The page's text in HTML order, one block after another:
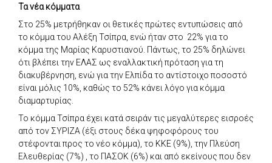
Τα νέα κόμματα
Στο 25% μετρήθηκαν οι θετικές πρώτες εντυπώσεις από
το κόμμα του Αλέξη Τσίπρα, ενώ ήταν στο 22% για το
κόμμα της Μαρίας Καρυστιανού. Πάντως, το 25% δηλώνει
ότι βλέπει την ΕΛΑΣ ως εναλλακτική πρόταση για τη
διακυβέρνηση, ενώ για την Ελπίδα το αντίστοιχο ποσοστό
είναι μόλις 10%, καθώς το 52% κάνει λόγο για κόμμα
διαμαρτυρίας.
Το κόμμα Τσίπρα έχει κατά σειράν τις μεγαλύτερες εισροές
από τον ΣΥΡΙΖΑ (έξι στους δέκα ψηφοφόρους του
στέφονται προς το νέο κόμμα), το ΚΚΕ (9%), την Πλεύση
Ελευθερίας (7%) , το ΠΑΣΟΚ (6%) και από εκείνους που δεν